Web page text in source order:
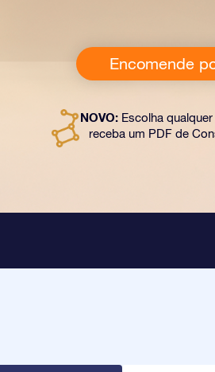
Encomende
NOVO:Escolha
receba um PDF de